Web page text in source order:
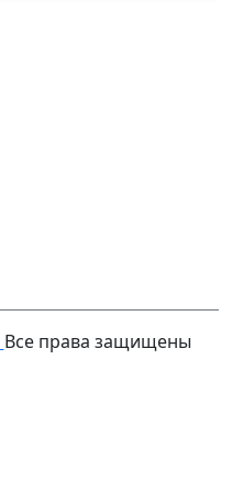
Все права защищены